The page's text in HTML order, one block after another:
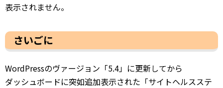
表示されません。
さいごに
WordPressのヴァージョン「5.4」に更新してから
ダッシュボードに突如追加表示された「サイトヘルスステ